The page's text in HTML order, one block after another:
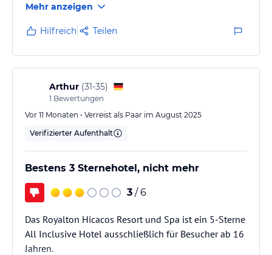
Nachteile: sehr oft schmutziges Geschirr, ungeschickt
zubereitete Speisen (aus normalen Produkten!).
Überrascht hat mich das Fehlen von Teelöffeln im
Restaurant, d. h. es gibt sie zwar, aber man muss
ständig danach fragen.
Mehr anzeigen
Hilfreich Teilen
Arthur (31-35)
1 Bewertungen
Vor 11 Monaten • Verreist als Paar im August 2025
Verifizierter Aufenthalt
Bestens 3 Sternehotel, nicht mehr
3 / 6
Das Royalton Hicacos Resort und Spa ist ein 5-Sterne
All Inclusive Hotel ausschließlich für Besucher ab 16
Jahren.